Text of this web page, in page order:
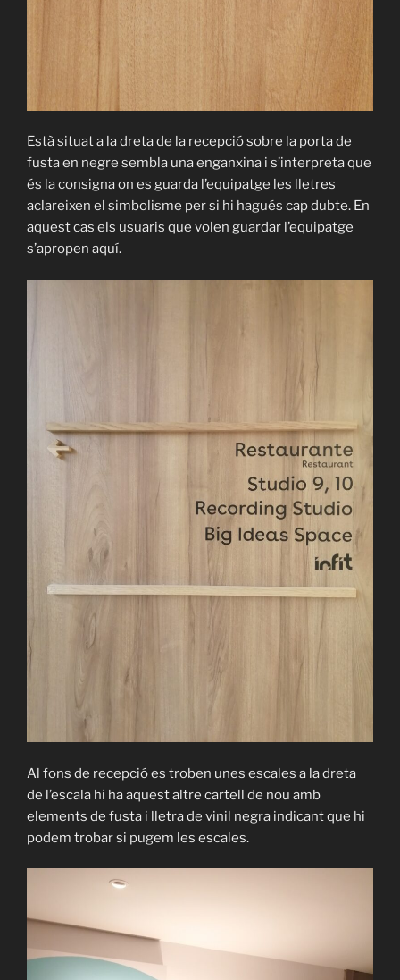
Està situat a la dreta de la recepció sobre la porta de
fusta en negre sembla una enganxina i s’interpreta que
és la consigna on es guarda l’equipatge les lletres
aclareixen el simbolisme per si hi hagués cap dubte. En
aquest cas els usuaris que volen guardar l’equipatge
s’apropen aquí.
Al fons de recepció es troben unes escales a la dreta
de l’escala hi ha aquest altre cartell de nou amb
elements de fusta i lletra de vinil negra indicant que hi
podem trobar si pugem les escales.